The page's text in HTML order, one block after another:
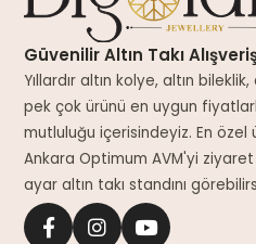
Güvenilir Altın Takı
Yıllardır altın kolye, altın
pek çok ürünü en uygun
mutluluğu içerisindeyiz. En
Ankara Optimum AVM'yi
ayar altın takı standını